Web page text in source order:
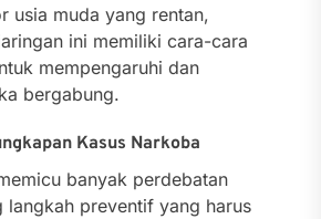
usia muda yang rentan,
ini memiliki cara-cara
mempengaruhi dan
bergabung.
Kasus Narkoba
banyak perdebatan
langkah preventif yang harus